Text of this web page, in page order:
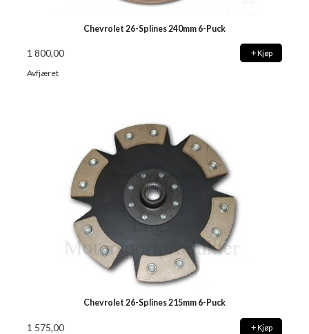
Chevrolet 26-Splines 240mm 6-Puck
1 800,00 Kjøp
Avfjæret
Chevrolet 26-Splines 215mm 6-Puck
1 575,00 Kjøp